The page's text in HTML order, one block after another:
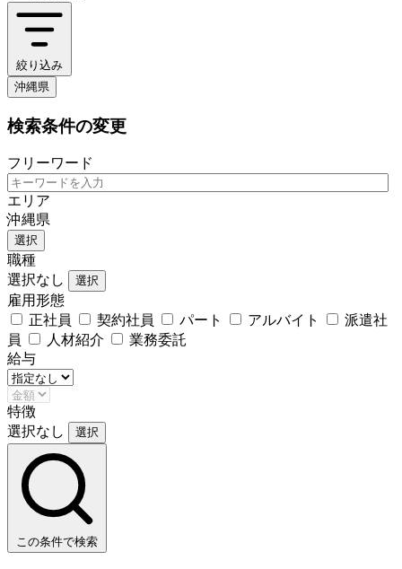
絞り込み
沖縄県
検索条件の変更
フリーワード
エリア
沖縄県
選択
職種
選択なし
選択
雇用形態
正社員
契約社員 パート アルバイト
派遣社
員
人材紹介
業務委託
給与
特徴
選択なし
選択
この条件で検索